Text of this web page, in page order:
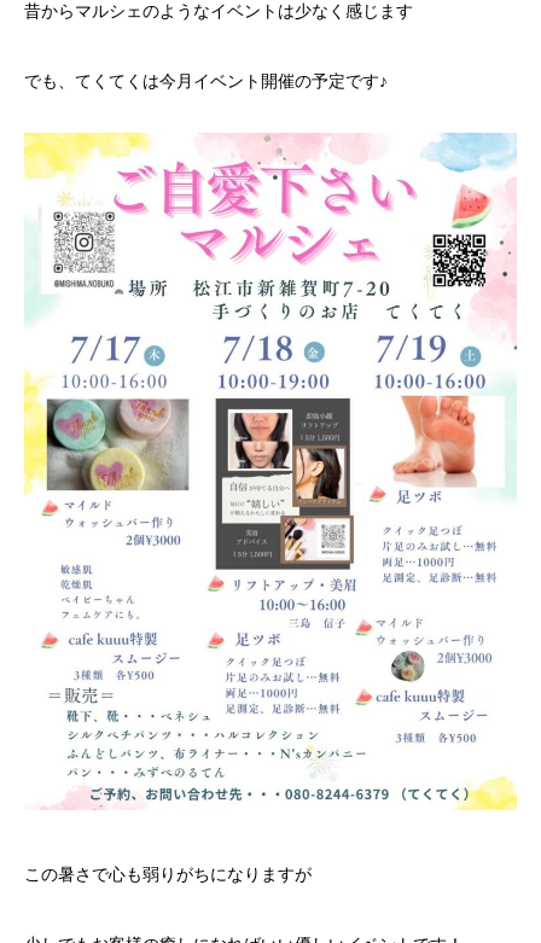
昔からマルシェのようなイベントは少なく感じます
でも、てくてくは今月イベント開催の予定です♪
この暑さで心も弱りがちになりますが